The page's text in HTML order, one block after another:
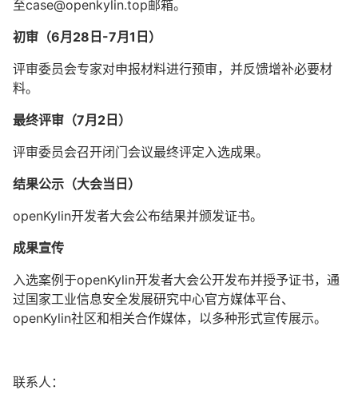
至case@openkylin.top邮箱。
初审（6月28日-7月1日）
评审委员会专家对申报材料进行预审，并反馈增补必要材
料。
最终评审（7月2日）
评审委员会召开闭门会议最终评定入选成果。
结果公示（大会当日）
openKylin开发者大会公布结果并颁发证书。
成果宣传
入选案例于openKylin开发者大会公开发布并授予证书，通
过国家工业信息安全发展研究中心官方媒体平台、
openKylin社区和相关合作媒体，以多种形式宣传展示。
联系人：